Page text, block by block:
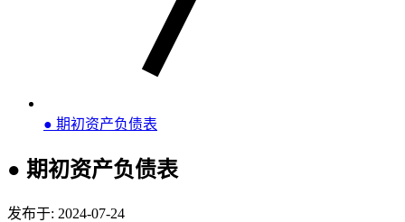
● 期初资产负债表
● 期初资产负债表
发布于: 2024-07-24